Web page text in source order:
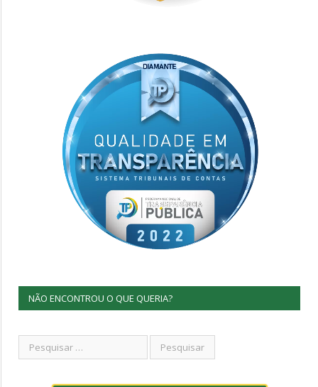
NÃO ENCONTROU O QUE QUERIA?